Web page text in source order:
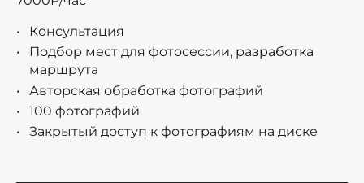
Консультация
Подбор мест для фотосессии, разработка
маршрута
Авторская обработка фотографий
100 фотографий
Закрытый доступ к фотографиям на диске